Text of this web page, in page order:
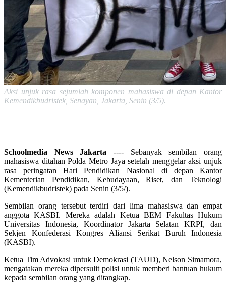
Aksi unjuk rasa sejumlah komponen mahasiswa di depan Kantor
Kemendikbudristek, Senayan, Jakarta, Senin (3/5).
Schoolmedia News Jakarta ---- Sebanyak sembilan orang
mahasiswa ditahan Polda Metro Jaya setelah menggelar aksi unjuk
rasa peringatan Hari Pendidikan Nasional di depan Kantor
Kementerian Pendidikan, Kebudayaan, Riset, dan Teknologi
(Kemendikbudristek) pada Senin (3/5/).
Sembilan orang tersebut terdiri dari lima mahasiswa dan empat
anggota KASBI. Mereka adalah Ketua BEM Fakultas Hukum
Universitas Indonesia, Koordinator Jakarta Selatan KRPI, dan
Sekjen Konfederasi Kongres Aliansi Serikat Buruh Indonesia
(KASBI).
Ketua Tim Advokasi untuk Demokrasi (TAUD), Nelson Simamora,
mengatakan mereka dipersulit polisi untuk memberi bantuan hukum
kepada sembilan orang yang ditangkap.